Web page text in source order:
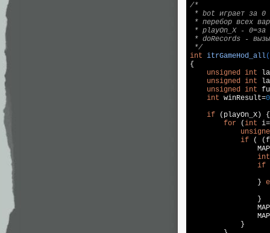
/*
* bot играет за 0
* перебор всех
* playOn_X - 0=за
* doRecords -
*/
int itrGameHod_all(
{
unsigned int
unsigned int
unsigned int
int winResult=0
if (playOn_X)
for (int i=
if (
int
if
                }
                }
            }